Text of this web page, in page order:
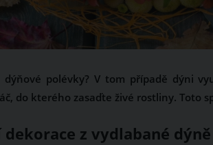
dýňové polévky? V tom případě dýni
do kterého zasaďte živé rostliny. Toto
dekorace z vydlabané dýně